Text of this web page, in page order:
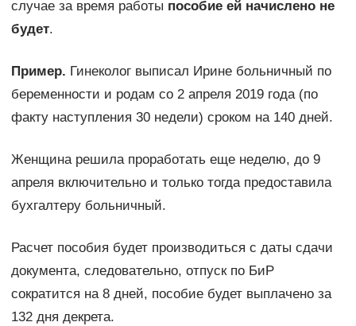
случае за время работы пособие ей начислено не
будет.
Пример. Гинеколог выписал Ирине больничный по
беременности и родам со 2 апреля 2019 года (по
факту наступления 30 недели) сроком на 140 дней.
Женщина решила проработать еще неделю, до 9
апреля включительно и только тогда предоставила
бухгалтеру больничный.
Расчет пособия будет производиться с даты сдачи
документа, следовательно, отпуск по БиР
сократится на 8 дней, пособие будет выплачено за
132 дня декрета.